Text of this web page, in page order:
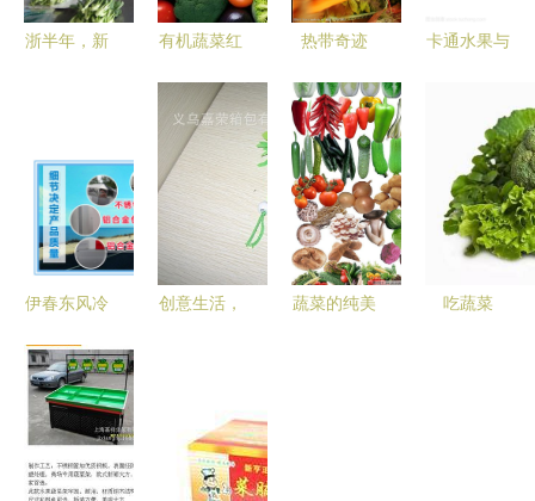
浙半年，新
有机蔬菜红
果蔬图片素
热带奇迹
的色彩盛宴
卡通水果与
框架 从儿
童视角看植
物王国
伊春东风冷
绿色蔬菜冷
链运输的专
业伙伴
创意生活，
物袋新品推
荐
蔬菜的纯美
吃蔬菜